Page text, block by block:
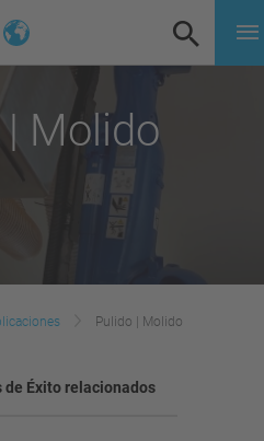
Molido
Pulido | Molido
de Éxito relacionados